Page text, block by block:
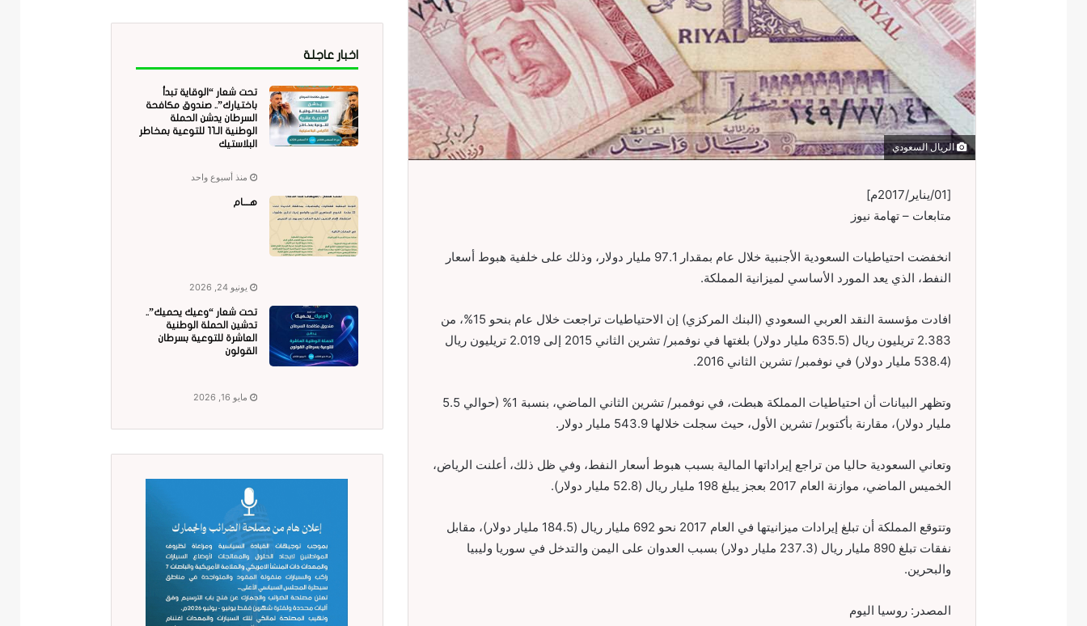
الريال السعودي
[01/يناير/2017م]
متابعات – تهامة نيوز
انخفضت احتياطيات السعودية الأجنبية خلال عام بمقدار 97.1 مليار دولار، وذلك على خلفية هبوط أسعار
النفط، الذي يعد المورد الأساسي لميزانية المملكة.
افادت مؤسسة النقد العربي السعودي (البنك المركزي) إن الاحتياطيات تراجعت خلال عام بنحو 15%، من
2.383 تريليون ريال (635.5 مليار دولار) بلغتها في نوفمبر/ تشرين الثاني 2015 إلى 2.019 تريليون ريال
(538.4 مليار دولار) في نوفمبر/ تشرين الثاني 2016.
وتظهر البيانات أن احتياطيات المملكة هبطت، في نوفمبر/ تشرين الثاني الماضي، بنسبة 1% (حوالي 5.5
مليار دولار)، مقارنة بأكتوبر/ تشرين الأول، حيث سجلت خلالها 543.9 مليار دولار.
وتعاني السعودية حاليا من تراجع إيراداتها المالية بسبب هبوط أسعار النفط، وفي ظل ذلك، أعلنت الرياض،
الخميس الماضي، موازنة العام 2017 بعجز يبلغ 198 مليار ريال (52.8 مليار دولار).
وتتوقع المملكة أن تبلغ إيرادات ميزانيتها في العام 2017 نحو 692 مليار ريال (184.5 مليار دولار)، مقابل
نفقات تبلغ 890 مليار ريال (237.3 مليار دولار) بسبب العدوان على اليمن والتدخل في سوريا وليبيا
والبحرين.
المصدر: روسيا اليوم
اخبار عاجلة
تحت شعار “الوقاية تبدأ
باختيارك”.. صندوق مكافحة
السرطان يدشن الحملة
الوطنية الـ11 للتوعية بمخاطر
البلاستيك
منذ أسبوع واحد
هــــام
يونيو 24, 2026
تحت شعار “وعيك يحميك”..
تدشين الحملة الوطنية
العاشرة للتوعية بسرطان
القولون
مايو 16, 2026